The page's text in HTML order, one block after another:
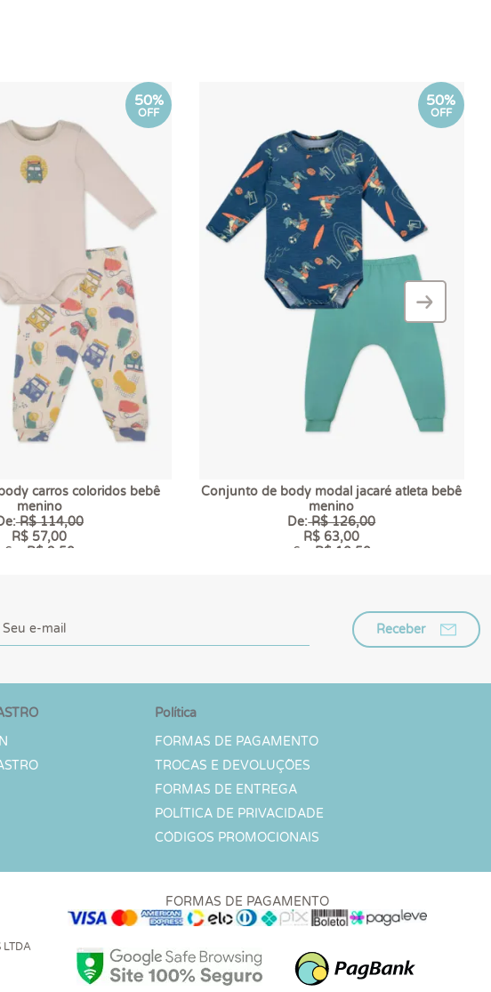
50%
OFF
carros coloridos bebê
menino
R$ 114,00
R$ 57,00
6 x R$ 9,50
50%
OFF
Conjunto de body modal jacaré atleta bebê
menino
De:R$ 126,00
R$ 63,00
6 x R$ 10,50
–
›
Receber
Política
FORMAS DE PAGAMENTO
TROCAS E DEVOLUÇÕES
FORMAS DE ENTREGA
POLÍTICA DE PRIVACIDADE
CÓDIGOS PROMOCIONAIS
LTDA
FORMAS DE PAGAMENTO